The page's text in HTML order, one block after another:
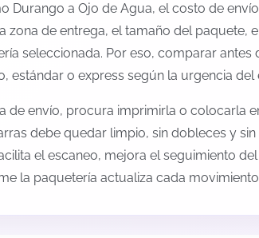
Durango a Ojo de Agua, el costo de
zona de entrega, el tamaño del paquete,
seleccionada. Por eso, comparar antes
estándar o express según la urgencia del
de envío, procura imprimirla o colocarla
debe quedar limpio, sin dobleces y
el escaneo, mejora el seguimiento
la paquetería actualiza cada